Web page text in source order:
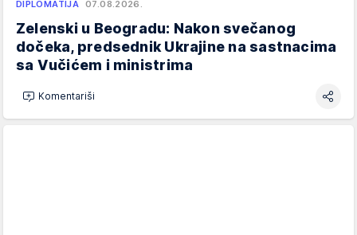
DIPLOMATIJA 07.08.2026.
Zelenski u Beogradu: Nakon svečanog
dočeka, predsednik Ukrajine na sastnacima
sa Vučićem i ministrima
Komentariši